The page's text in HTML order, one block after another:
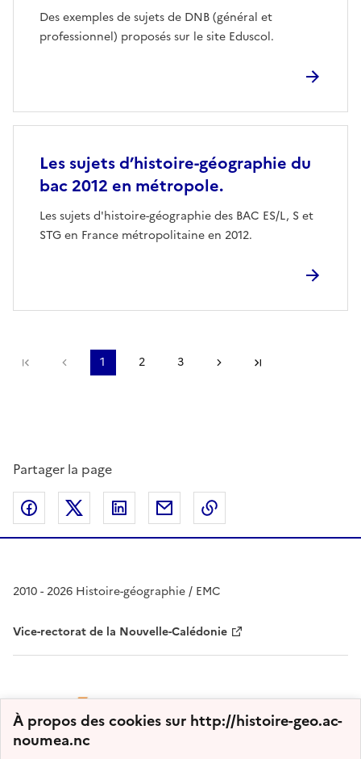
À propos des cookies sur http://histoire-geo.ac-
noumea.nc
Des exemples de sujets de DNB (général et
professionnel) proposés sur le site Eduscol.
Les sujets d’histoire-géographie du
bac 2012 en métropole.
Les sujets d'histoire-géographie des BAC ES/L, S et
STG en France métropolitaine en 2012.
Première pagepage précédente
1 2 3 Page suivante
Partager la page
Partager sur Facebook
Partager sur Twitter
Partager sur LinkedIn
Partager par email
2010 - 2026 Histoire-géographie / EMC
Vice-rectorat de la Nouvelle-Calédonie